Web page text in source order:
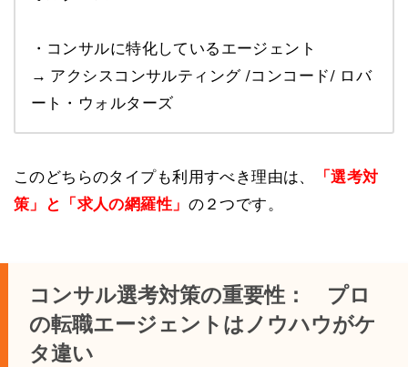
・コンサルに特化しているエージェント
→ アクシスコンサルティング /コンコード/ ロバ
ート・ウォルターズ
このどちらのタイプも利用すべき理由は、
「選考対
策」と「求人の網羅性」 の２つです。
コンサル選考対策の重要性： プロ
の転職エージェントはノウハウがケ
タ違い